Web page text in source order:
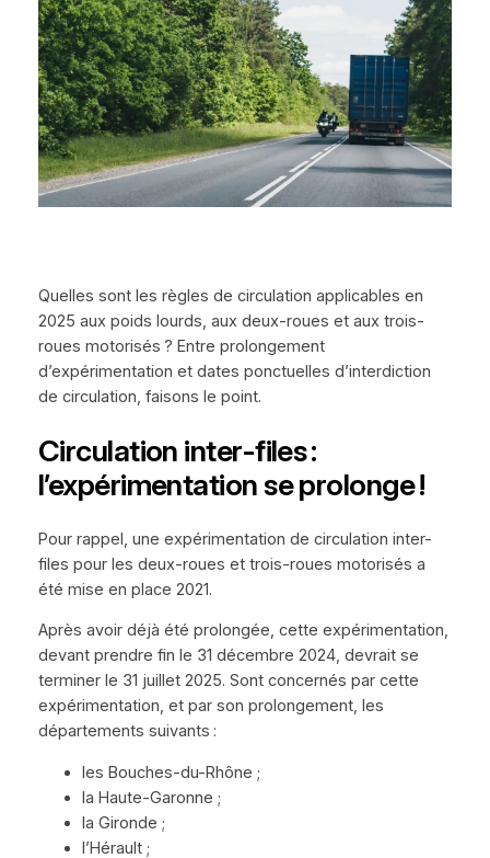
Quelles sont les règles de circulation applicables en
2025 aux poids lourds, aux deux-roues et aux trois-
roues motorisés ? Entre prolongement
d’expérimentation et dates ponctuelles d’interdiction
de circulation, faisons le point.
Circulation inter-files :
l’expérimentation se prolonge !
Pour rappel, une expérimentation de circulation inter-
files pour les deux-roues et trois-roues motorisés a
été mise en place 2021.
Après avoir déjà été prolongée, cette expérimentation,
devant prendre fin le 31 décembre 2024, devrait se
terminer le 31 juillet 2025. Sont concernés par cette
expérimentation, et par son prolongement, les
départements suivants :
les Bouches-du-Rhône ;
la Haute-Garonne ;
la Gironde ;
l’Hérault ;